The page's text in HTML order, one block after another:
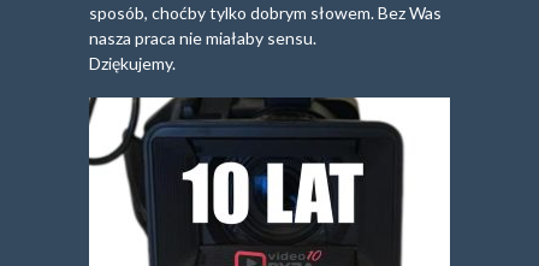
sposób, choćby tylko dobrym słowem. Bez Was
nasza praca nie miałaby sensu.
Dziękujemy.